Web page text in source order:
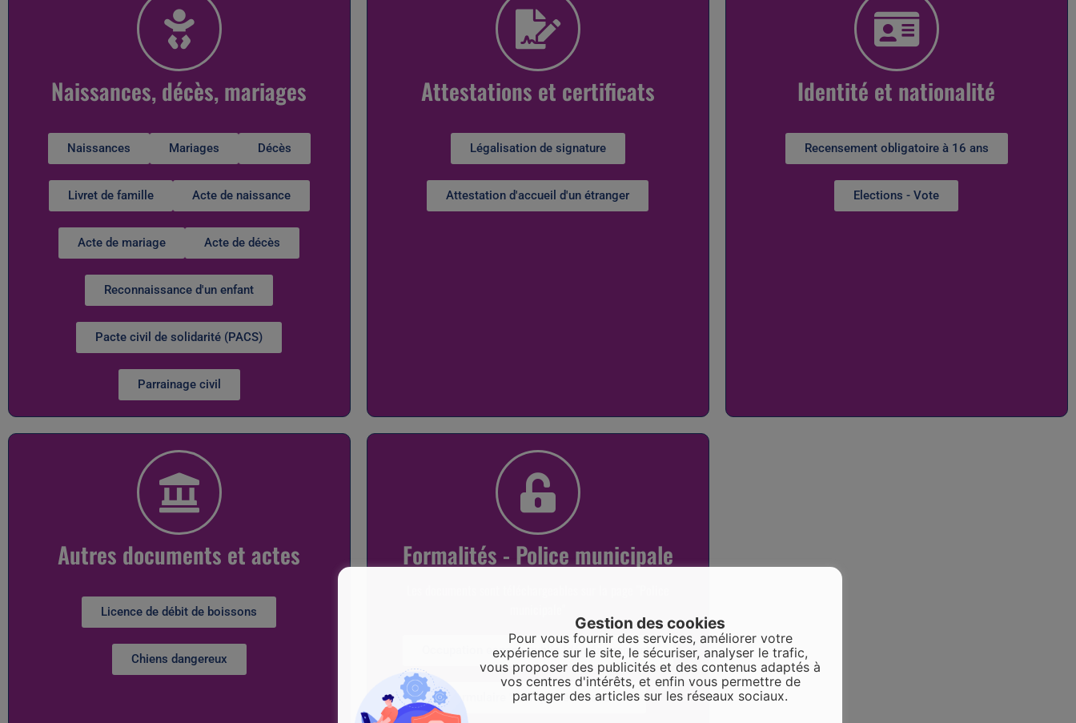
Naissances, décès, mariages
Naissances Mariages Décès
Livret de famille Acte de naissance
Acte de mariage Acte de décès
Reconnaissance d'un enfant
Pacte civil de solidarité (PACS)
Parrainage civil
Attestations et certificats
Légalisation de signature
Attestation d'accueil d'un étranger
Identité et nationalité
Recensement obligatoire à 16 ans
Elections - Vote
Autres documents et actes
Licence de débit de boissons
Chiens dangereux
Formalités - Police municipale
Occupation espace public (déménagement)
Formulaire "Tranquilité vacances"
Gestion des cookies
Pour vous fournir des services, améliorer votre
expérience sur le site, le sécuriser, analyser le trafic,
vous proposer des publicités et des contenus adaptés à
vos centres d'intérêts, et enfin vous permettre de
partager des articles sur les réseaux sociaux.